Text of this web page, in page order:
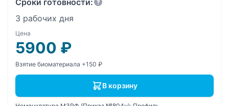
Сроки готовности:
3 рабочих дня
Цена
5900 ₽
Взятие биоматериала +150 ₽
В корзину